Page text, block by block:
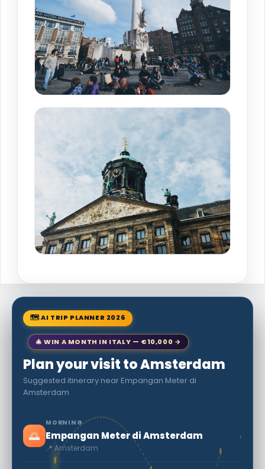
🗺 AI TRIP PLANNER 2026
🎄 WIN A MONTH IN ITALY — €10,000 →
Plan your visit to Amsterdam
Suggested itinerary near Empangan Meter di
Amsterdam
🌅
MORNING
Empangan Meter di Amsterdam
📍 Amsterdam
›